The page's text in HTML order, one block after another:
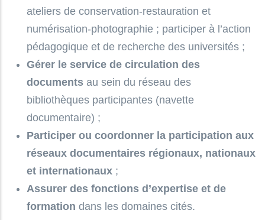
ateliers de conservation-restauration et
numérisation-photographie ; participer à l’action
pédagogique et de recherche des universités ;
Gérer le service de circulation des
documents au sein du réseau des
bibliothèques participantes (navette
documentaire) ;
Participer ou coordonner la participation aux
réseaux documentaires régionaux, nationaux
et internationaux ;
Assurer des fonctions d’expertise et de
formation dans les domaines cités.